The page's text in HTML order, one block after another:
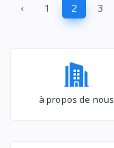
‹ 1 2 3
à propos de nous